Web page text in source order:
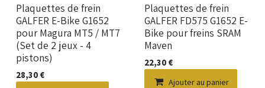
Nouveau !
Plaquettes de frein
GALFER E-Bike G1652
pour Magura MT5 / MT7
(Set de 2 jeux - 4
pistons)
28,30 €
Nouveau !
Plaquettes de frein
GALFER FD575 G1652 E-
Bike pour freins SRAM
Maven
22,30€
Ajouter au panier